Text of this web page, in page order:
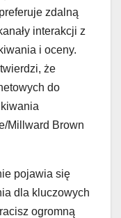
zdalną
interakcji z
i oceny.
że
do
Millward Brown
pojawia się
dla kluczowych
ogromną